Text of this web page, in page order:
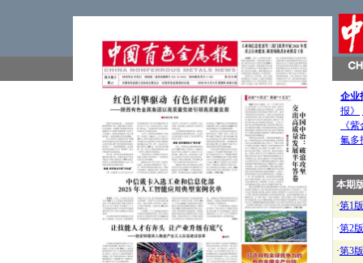
企业
报》
《
氟多
本期
·第1版
·第2版
·第3版